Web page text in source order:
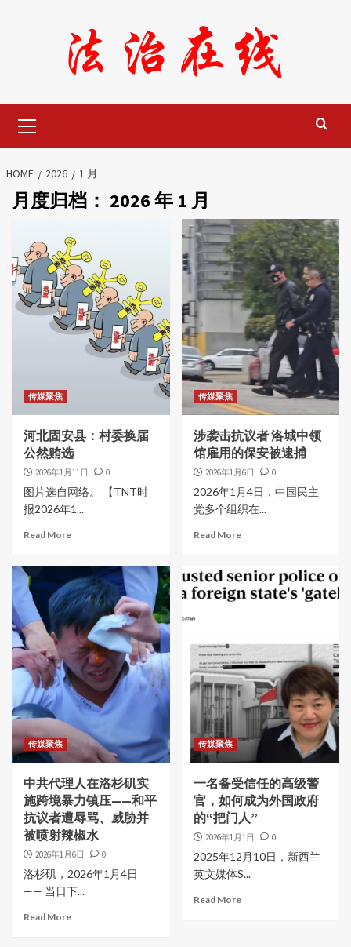
Menu
HOME 2026 1 月
月度归档： 2026 年 1 月
传媒聚焦
河北固安县：村委换届
公然贿选
2026年1月11日 0
图片选自网络。 【TNT时
报2026年1...
Read More
传媒聚焦
涉袭击抗议者 洛城中领
馆雇用的保安被逮捕
2026年1月6日 0
2026年1月4日，中国民主
党多个组织在...
Read More
传媒聚焦
中共代理人在洛杉矶实
施跨境暴力镇压——和平
抗议者遭辱骂、威胁并
被喷射辣椒水
2026年1月6日 0
洛杉矶，2026年1月4日
—— 当日下...
Read More
传媒聚焦
一名备受信任的高级警
官，如何成为外国政府
的“把门人”
2026年1月1日 0
2025年12月10日，新西兰
英文媒体S...
Read More